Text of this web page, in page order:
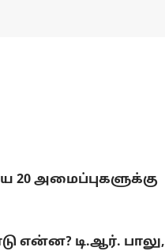
அமைப்புகளுக்கு
என்ன? டி.ஆர். பாலு,